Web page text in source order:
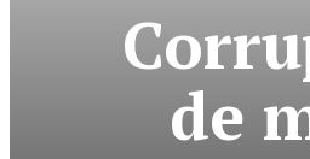
de